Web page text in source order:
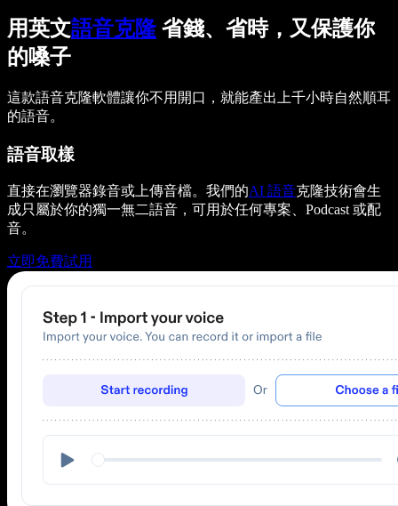
用英文語音克隆 省錢、省時，又保護你
的嗓子
這款語音克隆軟體讓你不用開口，就能產出上千小時自然順耳
的語音。
語音取樣
直接在瀏覽器錄音或上傳音檔。我們的AI 語音克隆技術會生
成只屬於你的獨一無二語音，可用於任何專案、Podcast 或配
音。
立即免費試用